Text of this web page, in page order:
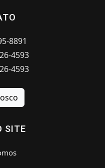
8891
4593
4593
SITE